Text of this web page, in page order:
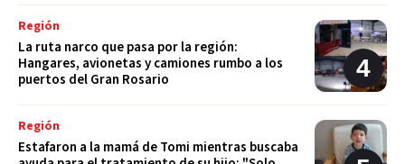
Región
La ruta narco que pasa por la región:
Hangares, avionetas y camiones rumbo a los
puertos del Gran Rosario
Región
Estafaron a la mamá de Tomi mientras buscaba